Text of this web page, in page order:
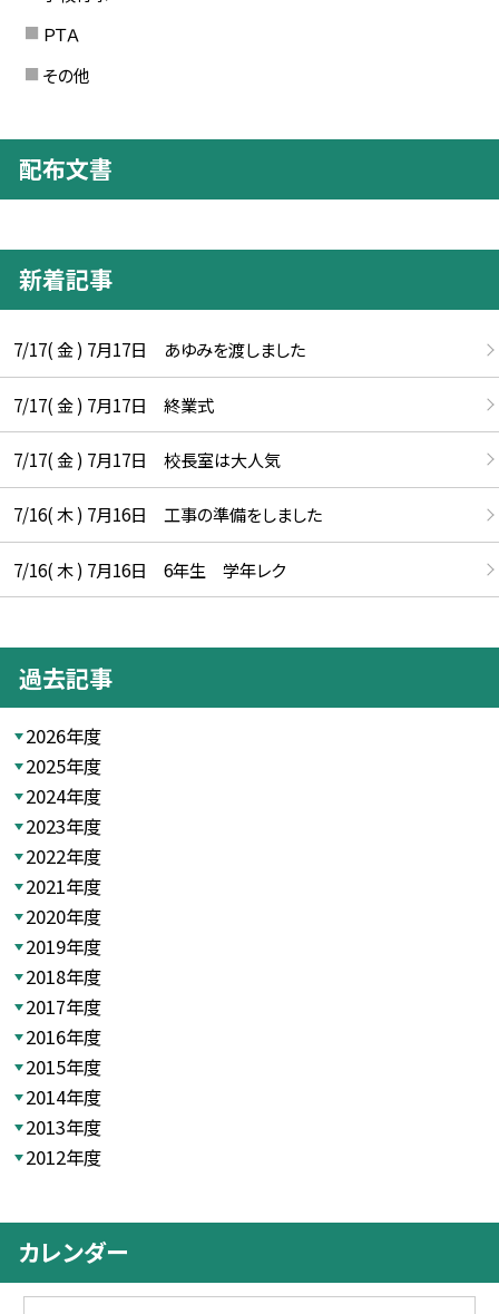
ＰＴＡ
その他
配布文書
新着記事
7/17( 金 ) 7月17日 あゆみを渡しました
7/17( 金 ) 7月17日 終業式
7/17( 金 ) 7月17日 校長室は大人気
7/16( 木 ) 7月16日 工事の準備をしました
7/16( 木 ) 7月16日 6年生 学年レク
過去記事
2026年度
2025年度
2024年度
2023年度
2022年度
2021年度
2020年度
2019年度
2018年度
2017年度
2016年度
2015年度
2014年度
2013年度
2012年度
カレンダー